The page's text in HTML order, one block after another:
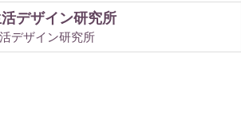
デザイン研究所
デザイン研究所